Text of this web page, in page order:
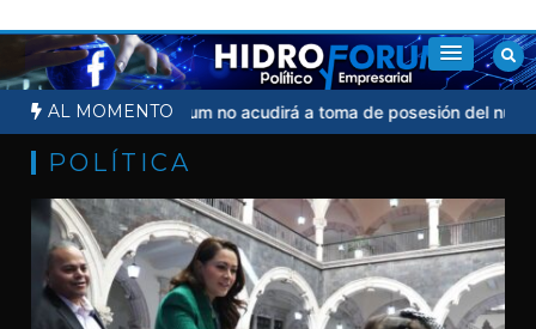
al
contenido
AL MOMENTO
judicial Sheinbaum no acudirá a toma de posesión del nuevo
POLÍTICA